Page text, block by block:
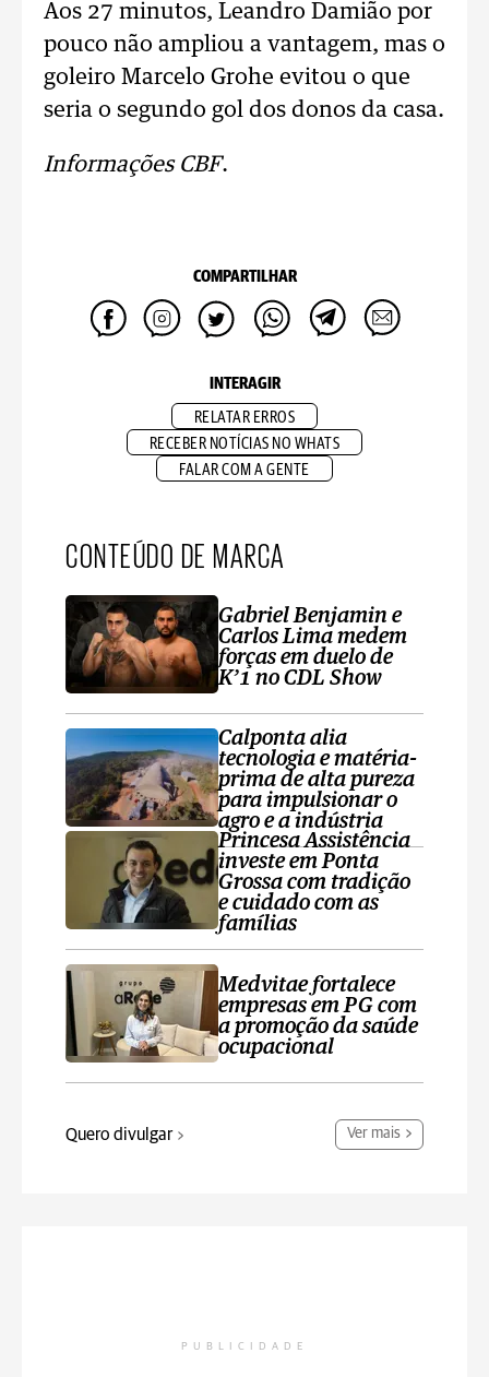
Aos 27 minutos, Leandro Damião por
pouco não ampliou a vantagem, mas o
goleiro Marcelo Grohe evitou o que
seria o segundo gol dos donos da casa.
Informações CBF.
COMPARTILHAR
INTERAGIR
RELATAR ERROS
RECEBER NOTÍCIAS NO WHATS
FALAR COM A GENTE
CONTEÚDO DE MARCA
Gabriel Benjamin e
Carlos Lima medem
forças em duelo de
K’1 no CDL Show
Calponta alia
tecnologia e matéria-
prima de alta pureza
para impulsionar o
agro e a indústria
Princesa Assistência
investe em Ponta
Grossa com tradição
e cuidado com as
famílias
Medvitae fortalece
empresas em PG com
a promoção da saúde
ocupacional
Quero divulgar Ver mais
PUBLICIDADE